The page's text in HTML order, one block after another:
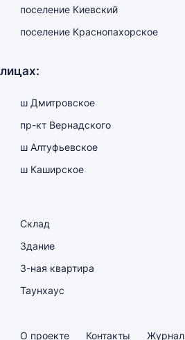
поселение Киевский
поселение Краснопахорское
ш Дмитровское
пр-кт Вернадского
ш Алтуфьевское
ш Каширское
Склад
Здание
3-ная квартира
Таунхаус
О проекте Контакты Журнал